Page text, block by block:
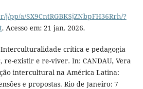
pp/a/SX9CntRGBKSjZNbpFH36Rrh/?
. Acesso em: 21 jan. 2026.
crítica e pedagogia
re-existir e re-viver. In: CANDAU, Vera
intercultural na América Latina:
e propostas. Rio de Janeiro: 7